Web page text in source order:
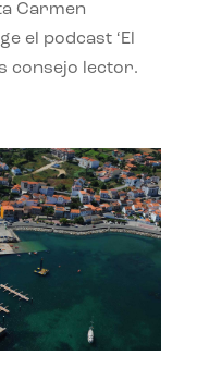
Carmen
el podcast ‘El
consejo lector.